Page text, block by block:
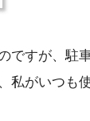
ですが、駐
私がいつも